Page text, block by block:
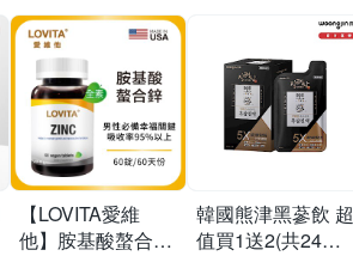
【LOVITA愛維
他】胺基酸螯合鋅
韓國熊津黑蔘飲 超
值買1送2(共24入